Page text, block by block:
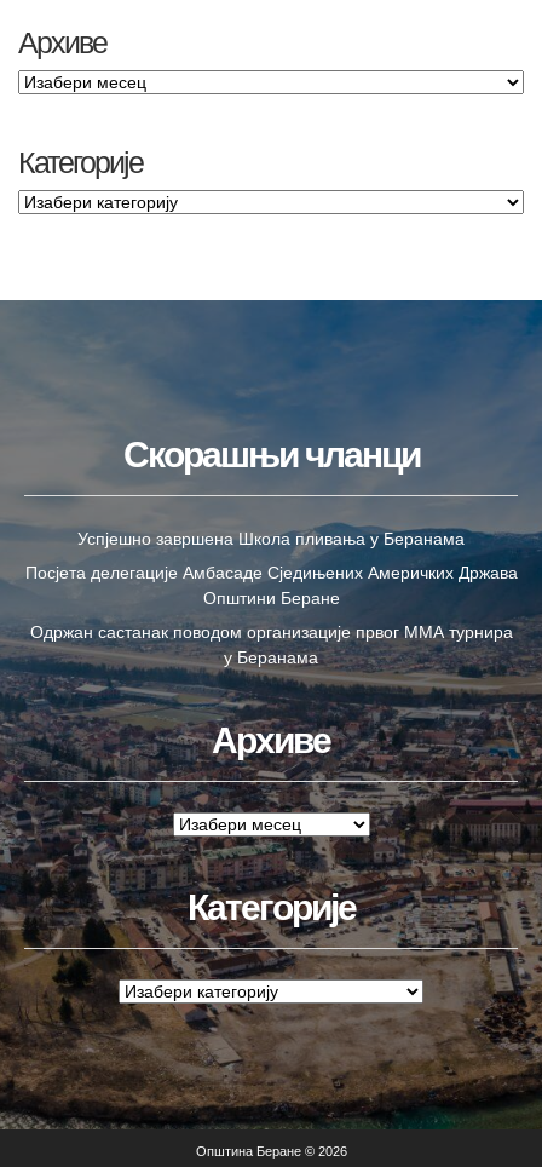
Архиве
Категорије
Скорашњи чланци
Успјешно завршена Школа пливања у Беранама
Посјета делегације Амбасаде Сједињених Америчких Држава
Општини Беране
Одржан састанак поводом организације првог ММА турнира
у Беранама
Архиве
Категорије
Општина Беране © 2026